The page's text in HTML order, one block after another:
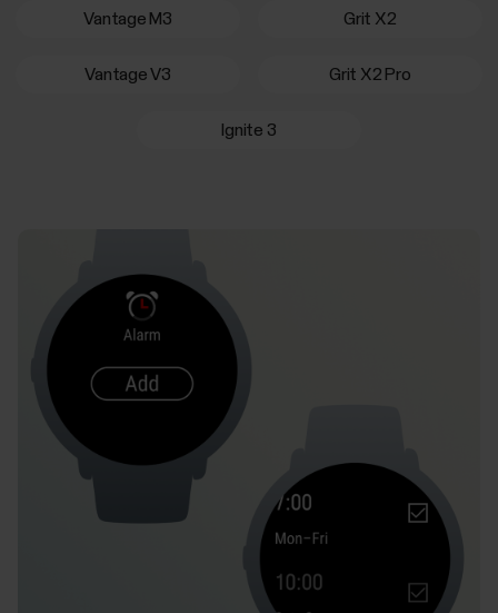
Vantage M3 Grit X2
Vantage V3 Grit X2 Pro
Ignite 3